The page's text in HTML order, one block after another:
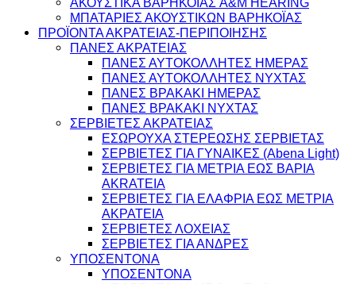
ΜΠΑΤΑΡΙΕΣ ΑΚΟΥΣΤΙΚΩΝ ΒΑΡΗΚΟΪΑΣ
ΠΡΟΪΟΝΤΑ ΑΚΡΑΤΕΙΑΣ-ΠΕΡΙΠΟΙΗΣΗΣ
ΠΑΝΕΣ ΑΚΡΑΤΕΙΑΣ
ΠΑΝΕΣ ΑΥΤΟΚΟΛΛΗΤΕΣ ΗΜΕΡΑΣ
ΠΑΝΕΣ ΑΥΤΟΚΟΛΛΗΤΕΣ ΝΥΧΤΑΣ
ΠΑΝΕΣ ΒΡΑΚΑΚΙ ΗΜΕΡΑΣ
ΠΑΝΕΣ ΒΡΑΚΑΚΙ ΝΥΧΤΑΣ
ΣΕΡΒΙΕΤΕΣ ΑΚΡΑΤΕΙΑΣ
ΕΣΩΡΟΥΧΑ ΣΤΕΡΕΩΣΗΣ ΣΕΡΒΙΕΤΑΣ
ΣΕΡΒΙΕΤΕΣ ΓΙΑ ΓΥΝΑΙΚΕΣ (Abena Light)
ΣΕΡΒΙΕΤΕΣ ΓΙΑ ΜΕΤΡΙΑ ΕΩΣ ΒΑΡΙΑ
AKRATEIA
ΣΕΡΒΙΕΤΕΣ ΓΙΑ ΕΛΑΦΡΙΑ ΕΩΣ ΜΕΤΡΙΑ
ΑΚΡΑΤΕΙΑ
ΣΕΡΒΙΕΤΕΣ ΛΟΧΕΙΑΣ
ΣΕΡΒΙΕΤΕΣ ΓΙΑ ΑΝΔΡΕΣ
ΥΠΟΣΕΝΤΟΝΑ
ΥΠΟΣΕΝΤΟΝΑ